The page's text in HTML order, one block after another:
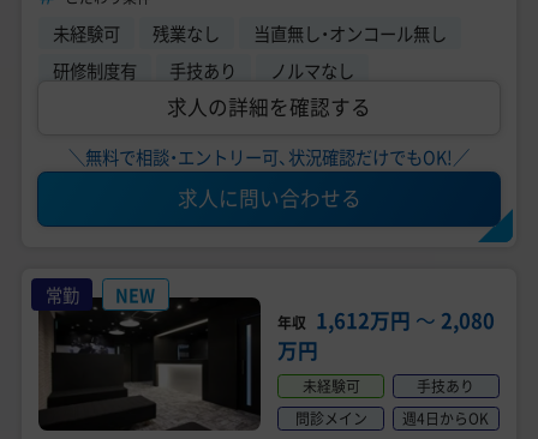
未経験可 残業なし
当直無し・オンコール無し
研修制度有
手技あり ノルマなし
求人の詳細を確認する
＼無料で相談・エントリー可、状況確認だけでもOK!／
求人に問い合わせる
常勤 NEW
年収 1,612万円 〜 2,080
万円
未経験可
手技あり
問診メイン
週4日からOK